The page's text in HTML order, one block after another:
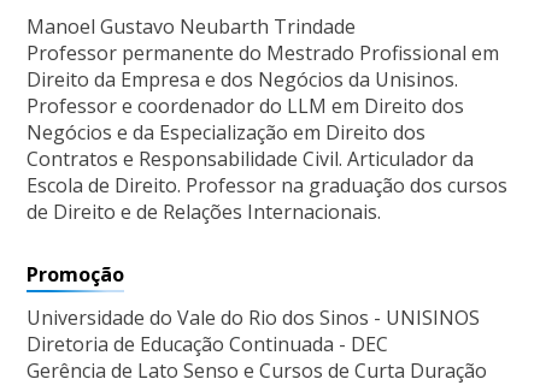
Manoel Gustavo Neubarth Trindade
Professor permanente do Mestrado Profissional em
Direito da Empresa e dos Negócios da Unisinos.
Professor e coordenador do LLM em Direito dos
Negócios e da Especialização em Direito dos
Contratos e Responsabilidade Civil. Articulador da
Escola de Direito. Professor na graduação dos cursos
de Direito e de Relações Internacionais.
Promoção
Universidade do Vale do Rio dos Sinos - UNISINOS
Diretoria de Educação Continuada - DEC
Gerência de Lato Senso e Cursos de Curta Duração